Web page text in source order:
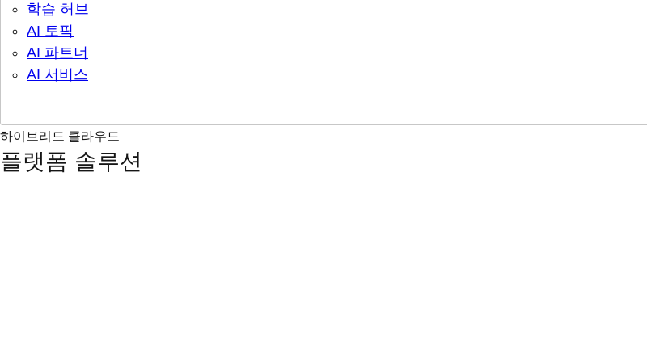
학습 허브
AI 토픽
AI 파트너
AI 서비스
하이브리드 클라우드
플랫폼 솔루션